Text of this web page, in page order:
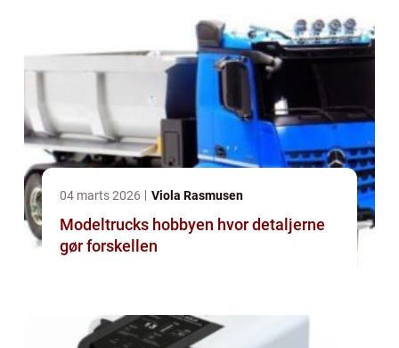
04 marts 2026 Viola Rasmusen
Modeltrucks hobbyen hvor detaljerne
gør forskellen